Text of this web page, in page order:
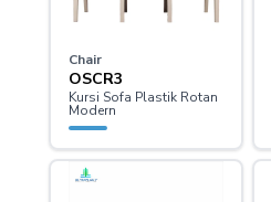
Chair
OSCR3
Kursi Sofa Plastik Rotan
Modern